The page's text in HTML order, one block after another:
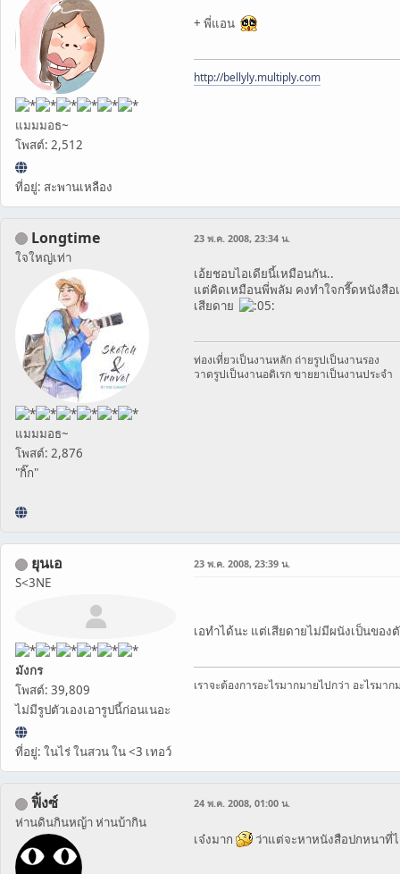
แมมมอธ~
โพสต์: 2,512
ที่อยู่: สะพานเหลือง
+ พี่แอน
http://bellyly.multiply.com
Longtime
ใจใหญ่เท่า
แมมมอธ~
โพสต์: 2,876
"กิ๊ก"
23 พ.ค. 2008, 23:34 น.
เอ้ยชอบไอเดียนี้เหมือนกัน..
แต่คิดเหมือนพี่พลัม คงทำใจกรี๊ดหนังสื
เสียดาย
ท่องเที่ยวเป็นงานหลัก ถ่ายรูปเป็นงานรอง
วาดรูปเป็นงานอดิเรก ขายยาเป็นงานประจำ
ยุนเอ
S<3NE
มังกร
โพสต์: 39,809
ไม่มีรูปตัวเองเอารูปนี้ก่อนเนอะ
ที่อยู่: ในไร่ ในสวน ใน <3 เทอว์
23 พ.ค. 2008, 23:39 น.
เอทำได้นะ แต่เสียดายไม่มีผนังเป็นของ
เราจะต้องการอะไรมากมายไปกว่า อะไรมาก
ฟิ้งซ์
ห่านดินกินหญ้า ห่านบ้ากิน
24 พ.ค. 2008, 01:00 น.
เจ๋งมาก ว่าแต่จะหาหนังสือปกหนาที่